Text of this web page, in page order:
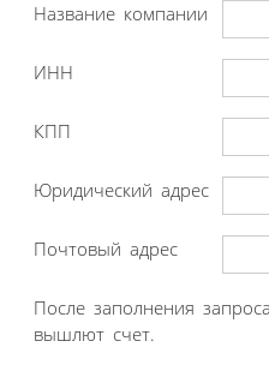
Название компании
ИНН
КПП
Юридический адрес
Почтовый адрес
После заполнения
вышлют счет.